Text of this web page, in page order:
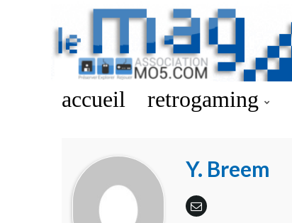
accueil retrogaming
Y. Breem